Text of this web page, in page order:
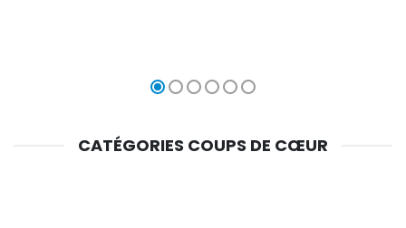
CATÉGORIES COUPS DE CŒUR